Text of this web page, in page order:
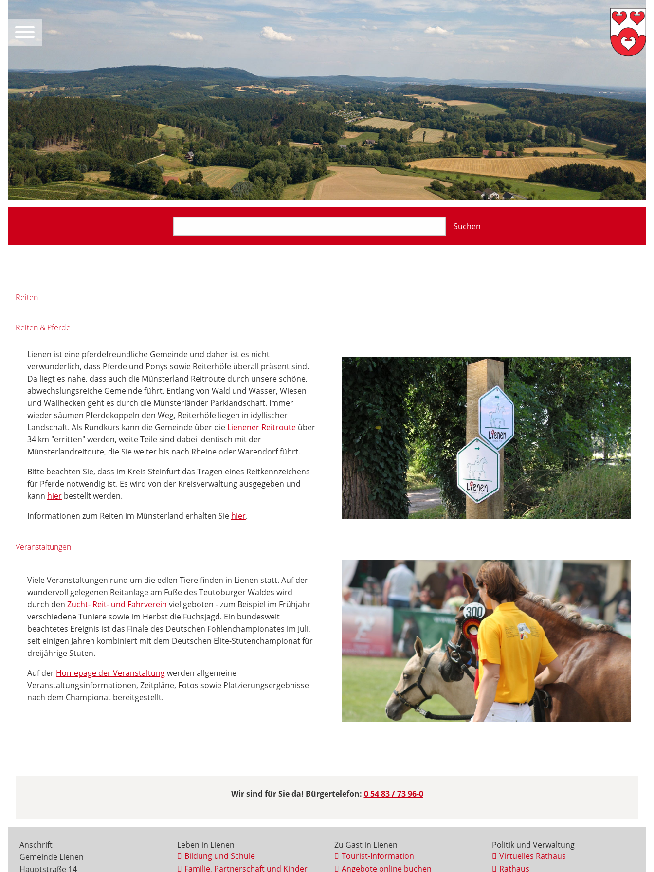
Suchen
Reiten
Reiten & Pferde
Lienen ist eine pferdefreundliche Gemeinde und daher ist es nicht
verwunderlich, dass Pferde und Ponys sowie Reiterhöfe überall präsent sind.
Da liegt es nahe, dass auch die Münsterland Reitroute durch unsere schöne,
abwechslungsreiche Gemeinde führt. Entlang von Wald und Wasser, Wiesen
und Wallhecken geht es durch die Münsterländer Parklandschaft. Immer
wieder säumen Pferdekoppeln den Weg, Reiterhöfe liegen in idyllischer
Landschaft. Als Rundkurs kann die Gemeinde über die Lienener Reitroute über
34 km "erritten" werden, weite Teile sind dabei identisch mit der
Münsterlandreitoute, die Sie weiter bis nach Rheine oder Warendorf führt.
Bitte beachten Sie, dass im Kreis Steinfurt das Tragen eines Reitkennzeichens
für Pferde notwendig ist. Es wird von der Kreisverwaltung ausgegeben und
kann hier bestellt werden.
Informationen zum Reiten im Münsterland erhalten Sie hier.
Veranstaltungen
Viele Veranstaltungen rund um die edlen Tiere finden in Lienen statt. Auf der
wundervoll gelegenen Reitanlage am Fuße des Teutoburger Waldes wird
durch den Zucht- Reit- und Fahrverein viel geboten - zum Beispiel im Frühjahr
verschiedene Tuniere sowie im Herbst die Fuchsjagd. Ein bundesweit
beachtetes Ereignis ist das Finale des Deutschen Fohlenchampionates im Juli,
seit einigen Jahren kombiniert mit dem Deutschen Elite-Stutenchampionat für
dreijährige Stuten.
Auf der Homepage der Veranstaltungwerden allgemeine
Veranstaltungsinformationen, Zeitpläne, Fotos sowie Platzierungsergebnisse
nach dem Championat bereitgestellt.
Wir sind für Sie da! Bürgertelefon: 0 54 83 / 73 96-0
Anschrift
Gemeinde Lienen
Hauptstraße 14
Leben in Lienen
Bildung und Schule
Familie, Partnerschaft und Kinder
Zu Gast in Lienen
Tourist-Information
Angebote online buchen
Politik und Verwaltung
Virtuelles Rathaus
Rathaus